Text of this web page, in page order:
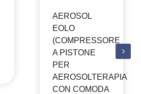
AEROSOL
EOLO
(COMPRESSORE
A PISTONE
PER
AEROSOLTERAPIA
CON COMODA